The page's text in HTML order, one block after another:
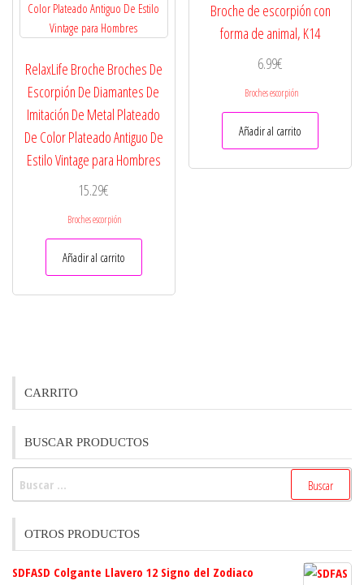
RelaxLife Broche Broches De
Escorpión De Diamantes De
Imitación De Metal Plateado
De Color Plateado Antiguo De
Estilo Vintage para Hombres
15.29€
Broches escorpión
Añadir al carrito
Broche de escorpión con
forma de animal, K14
6.99€
Broches escorpión
Añadir al carrito
CARRITO
BUSCAR PRODUCTOS
OTROS PRODUCTOS
SDFASD Colgante Llavero 12 Signo del Zodiaco